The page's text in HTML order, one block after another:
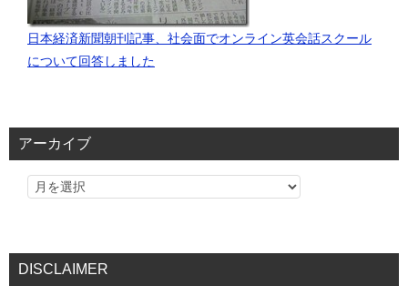
日本経済新聞朝刊記事、社会面でオンライン英会話スクール
について回答しました
アーカイブ
DISCLAIMER